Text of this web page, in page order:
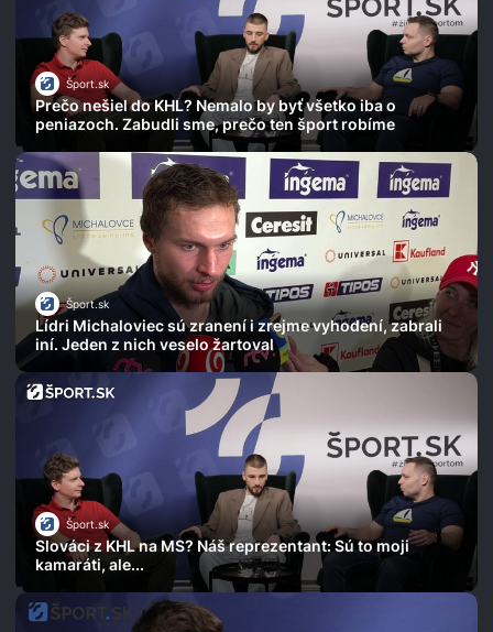
Šport.sk
Prečo nešiel do KHL? Nemalo by byť všetko iba o
peniazoch. Zabudli sme, prečo ten šport robíme
Šport.sk
Lídri Michaloviec sú zranení i zrejme vyhodení, zabrali
iní. Jeden z nich veselo žartoval
Šport.sk
Slováci z KHL na MS? Náš reprezentant: Sú to moji
kamaráti, ale...